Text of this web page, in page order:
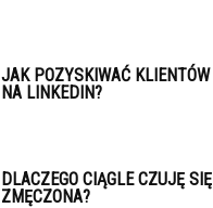
JAK POZYSKIWAĆ KLIENTÓW
NA LINKEDIN?
DLACZEGO CIĄGLE CZUJĘ SIĘ
ZMĘCZONA?